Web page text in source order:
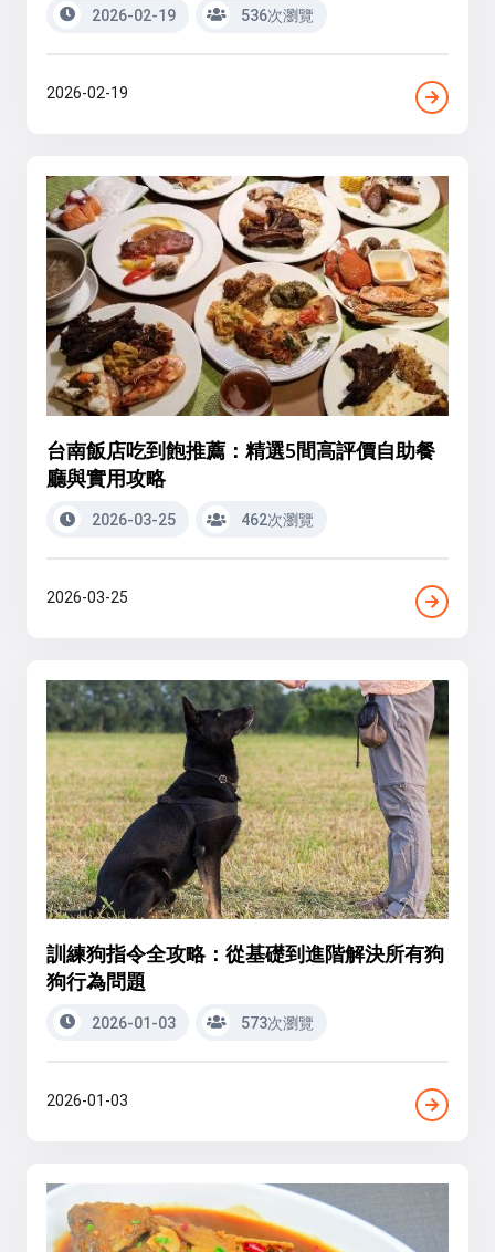
2026-02-19 536次瀏覽
2026-02-19
台南飯店吃到飽推薦：精選5間高評價自助餐
廳與實用攻略
2026-03-25 462次瀏覽
2026-03-25
訓練狗指令全攻略：從基礎到進階解決所有狗
狗行為問題
2026-01-03 573次瀏覽
2026-01-03